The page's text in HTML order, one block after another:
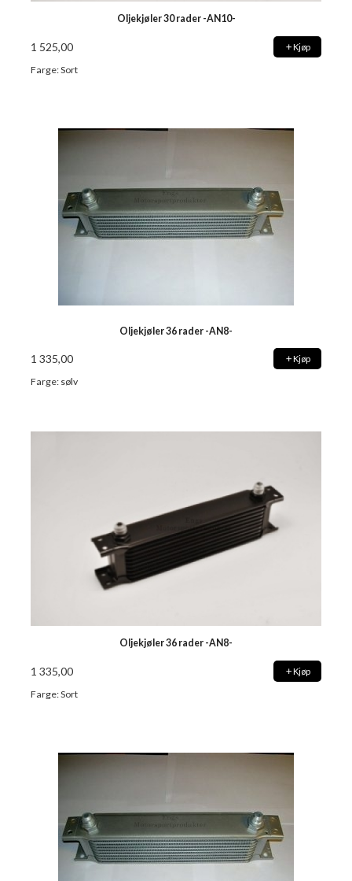
Oljekjøler 30 rader -AN10-
1 525,00 Kjøp
Farge: Sort
Oljekjøler 36 rader -AN8-
1 335,00 Kjøp
Farge: sølv
Oljekjøler 36 rader -AN8-
1 335,00 Kjøp
Farge: Sort